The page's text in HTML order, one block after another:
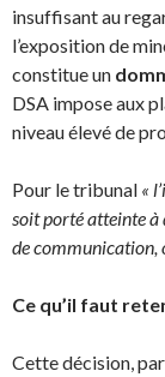
insuffisant au
l’exposition de
constitue un
DSA impose aux
niveau élevé de
Pour le tribunal «
soit porté atteinte à
de communication,
Ce qu’il faut
Cette décision,